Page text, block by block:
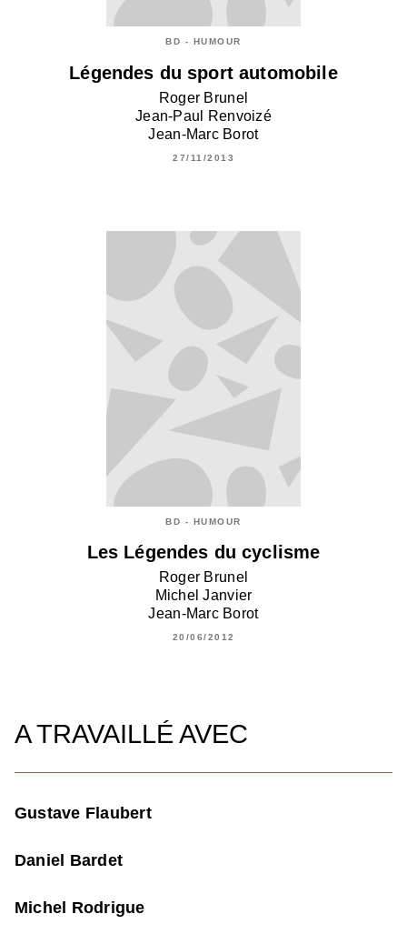
BD - HUMOUR
Légendes du sport automobile
Roger Brunel
Jean-Paul Renvoizé
Jean-Marc Borot
27/11/2013
BD - HUMOUR
Les Légendes du cyclisme
Roger Brunel
Michel Janvier
Jean-Marc Borot
20/06/2012
A TRAVAILLÉ AVEC
Gustave Flaubert
Daniel Bardet
Michel Rodrigue